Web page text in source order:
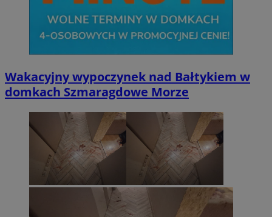
Wakacyjny wypoczynek nad Bałtykiem w
domkach Szmaragdowe Morze